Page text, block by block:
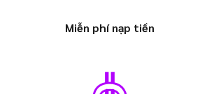
Miễn phí nạp tiền